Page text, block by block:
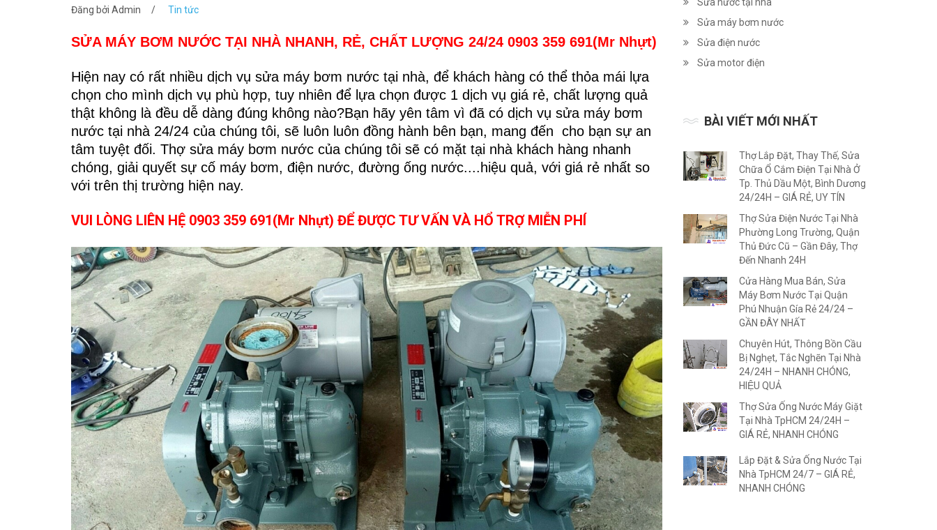
Đăng bởi Admin / Tin tức
SỬA MÁY BƠM NƯỚC TẠI NHÀ NHANH, RẺ, CHẤT LƯỢNG 24/24 0903 359 691(Mr Nhựt)
Hiện nay có rất nhiều dịch vụ sửa máy bơm nước tại nhà, để khách hàng có thể thỏa mái lựa
chọn cho mình dịch vụ phù hợp, tuy nhiên để lựa chọn được 1 dịch vụ giá rẻ, chất lượng quả
thật không là đều dễ dàng đúng không nào?Bạn hãy yên tâm vì đã có dịch vụ sửa máy bơm
nước tại nhà 24/24 của chúng tôi, sẽ luôn luôn đồng hành bên bạn, mang đến cho bạn sự an
tâm tuyệt đối. Thợ sửa máy bơm nước của chúng tôi sẽ có mặt tại nhà khách hàng nhanh
chóng, giải quyết sự cố máy bơm, điện nước, đường ống nước....hiệu quả, với giá rẻ nhất so
với trên thị trường hiện nay.
VUI LÒNG LIÊN HỆ 0903 359 691(Mr Nhựt) ĐỂ ĐƯỢC TƯ VẤN VÀ HỔ TRỢ MIỄN PHÍ
Sửa máy bơm nước
Sửa điện nước
Sửa motor điện
BÀI VIẾT MỚI NHẤT
Thợ Lắp Đặt, Thay Thế, Sửa
Chữa Ổ Cắm Điện Tại Nhà Ở
Tp. Thủ Dầu Một, Bình Dương
24/24H – GIÁ RẺ, UY TÍN
Thợ Sửa Điện Nước Tại Nhà
Phường Long Trường, Quận
Thủ Đức Cũ – Gần Đây, Thợ
Đến Nhanh 24H
Cửa Hàng Mua Bán, Sửa
Máy Bơm Nước Tại Quận
Phú Nhuận Gía Rẻ 24/24 –
GẦN ĐÂY NHẤT
Chuyên Hút, Thông Bồn Cầu
Bị Nghẹt, Tắc Nghẽn Tại Nhà
24/24H – NHANH CHÓNG,
HIỆU QUẢ
Thợ Sửa Ống Nước Máy Giặt
Tại Nhà TpHCM 24/24H –
GIÁ RẺ, NHANH CHÓNG
Lắp Đặt & Sửa Ống Nước Tại
Nhà TpHCM 24/7 – GIÁ RẺ,
NHANH CHÓNG